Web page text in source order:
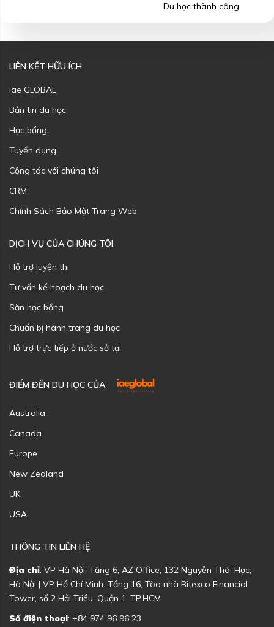
Du học thành công
LIÊN KẾT HỮU ÍCH
iae GLOBAL
Bản tin du học
Học bổng
Tuyển dụng
Cộng tác với chúng tôi
CRM
Chính Sách Bảo Mật Trang Web
DỊCH VỤ CỦA CHÚNG TÔI
Hỗ trợ luyện thi
Tư vấn kế hoạch du học
Săn học bổng
Chuẩn bị hành trang du học
Hỗ trợ trực tiếp ở nước sở tại
ĐIỂM ĐẾN DU HỌC CỦA
Australia
Canada
Europe
New Zealand
UK
USA
THÔNG TIN LIÊN HỆ
Địa chỉ: VP Hà Nội: Tầng 6, AZ Office, 132 Nguyễn Thái Học,
Hà Nội | VP Hồ Chí Minh: Tầng 16, Tòa nhà Bitexco Financial
Tower, số 2 Hải Triều, Quận 1, TP.HCM
Số điện thoại: +84 974 96 96 23